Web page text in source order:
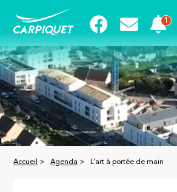
Accueil > Agenda > L’art à portée de main